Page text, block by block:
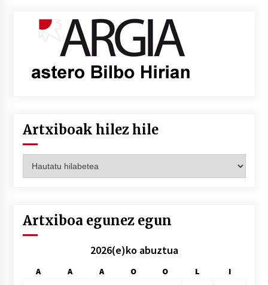
Artxiboak hilez hile
hilez
Artxiboa egunez egun
2026(e)ko abuztua
A A A O O L
I